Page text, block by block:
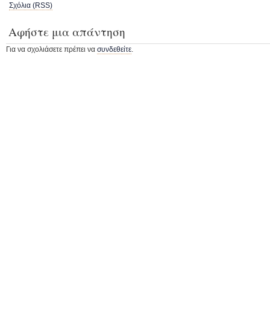
Σχόλια (RSS)
Αφήστε μια απάντηση
Για να σχολιάσετε πρέπει να συνδεθείτε.